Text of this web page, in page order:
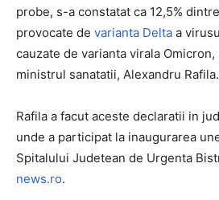
probe, s-a constatat ca 12,5%
provocate de varianta Delta a
cauzate de varianta virala Omicron,
ministrul sanatatii, Alexandru Rafila.
Rafila a facut aceste declaratii in
unde a participat la inaugurarea
Spitalului Judetean de Urgenta
news.ro.